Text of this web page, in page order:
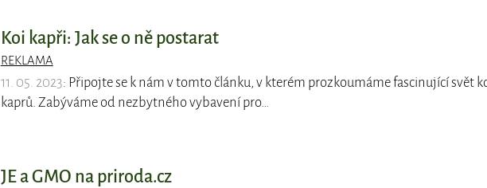
Koi kapři: Jak se o ně postarat
REKLAMA
11. 05. 2023: Připojte se k nám v tomto článku, v kterém prozkoumáme fascinující svět
kaprů. Zabýváme od nezbytného vybavení pro…
JE a GMO na priroda.cz